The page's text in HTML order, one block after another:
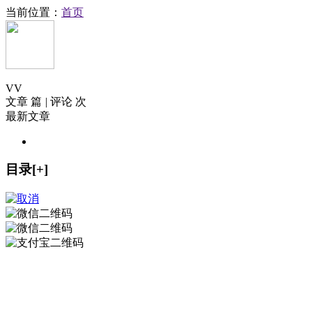
当前位置： 首页
VV
文章 篇 | 评论 次
最新文章
目录[+]